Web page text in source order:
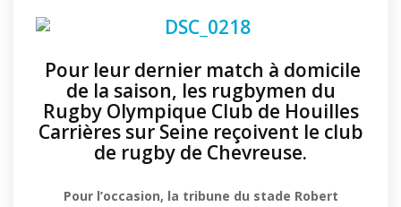
Pour leur dernier match à domicile
de la saison, les rugbymen du
Rugby Olympique Club de Houilles
Carrières sur Seine reçoivent le club
de rugby de Chevreuse.
Pour l’occasion, la tribune du stade Robert